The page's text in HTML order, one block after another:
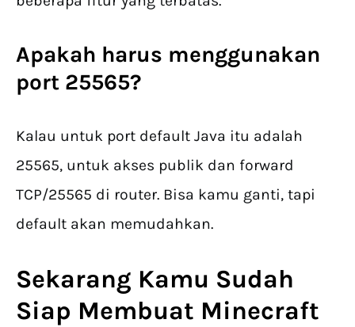
Apakah harus menggunakan
port 25565?
Kalau untuk port default Java itu adalah
25565, untuk akses publik dan forward
TCP/25565 di router. Bisa kamu ganti, tapi
default akan memudahkan.
Sekarang Kamu Sudah
Siap Membuat Minecraft